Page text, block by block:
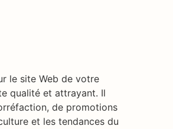
le site Web de votre
qualité et attrayant. Il
de promotions
et les tendances du